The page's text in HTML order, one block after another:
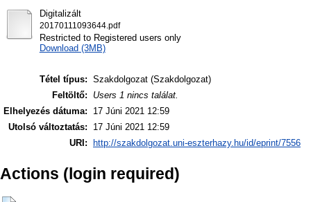
Digitalizált
20170111093644.pdf
Restricted to Registered users only
Download (3MB)
Tétel típus: Szakdolgozat (Szakdolgozat)
Feltöltő:
Users 1 nincs találat.
Elhelyezés dátuma:
17 Júni 2021 12:59
Utolsó változtatás:
17 Júni 2021 12:59
URI:
http://szakdolgozat.uni-eszterhazy.hu/id/eprint/7556
Actions (login required)